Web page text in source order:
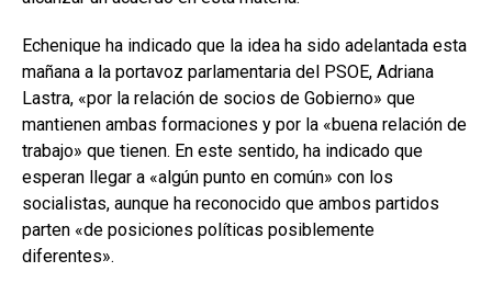
Echenique ha indicado que la idea ha sido adelantada esta
mañana a la portavoz parlamentaria del PSOE, Adriana
Lastra, «por la relación de socios de Gobierno» que
mantienen ambas formaciones y por la «buena relación de
trabajo» que tienen. En este sentido, ha indicado que
esperan llegar a «algún punto en común» con los
socialistas, aunque ha reconocido que ambos partidos
parten «de posiciones políticas posiblemente
diferentes».